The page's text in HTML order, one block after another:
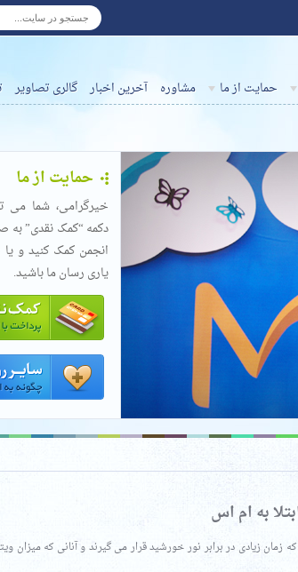
حمایت از ما مشاوره آخرین اخبار گالری تصاویر
حمایت از ما
خیرگرامی، شما می
دکمه “کمک نقدی” به
انجمن کمک کنید و
یاری رسان ما باشید.
به ام اس
زمان زیادی در برابر نور خورشید قرار می گیرند و آنانی که میزان